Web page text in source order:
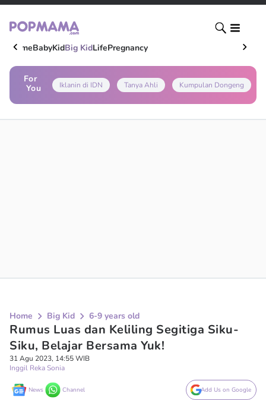
HomeBabyKidBig KidLifePregnancy
For
You
Iklanin di IDN Tanya Ahli Kumpulan Dongeng
Home Big Kid 6-9 years old
Rumus Luas dan Keliling Segitiga Siku-
Siku, Belajar Bersama Yuk!
31 Agu 2023, 14:55 WIB
Inggil Reka Sonia
News Channel Add Us on Google